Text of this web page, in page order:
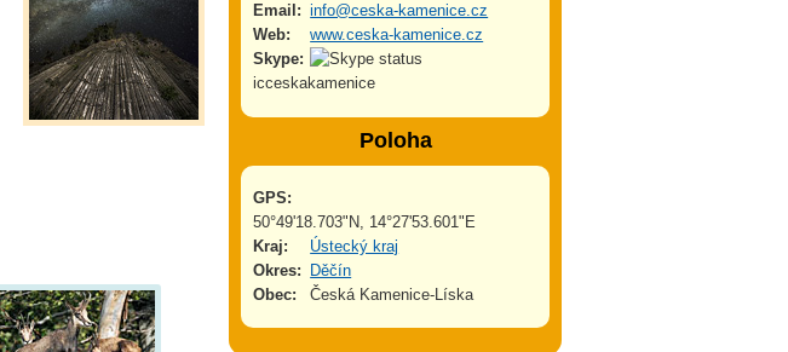
Email: info@ceska-kamenice.cz
Web:
www.ceska-kamenice.cz
Skype:
icceskakamenice
Poloha
GPS:
50°49'18.703"N, 14°27'53.601"E
Kraj:
Ústecký kraj
Okres:
Děčín
Obec:
Česká Kamenice-Líska